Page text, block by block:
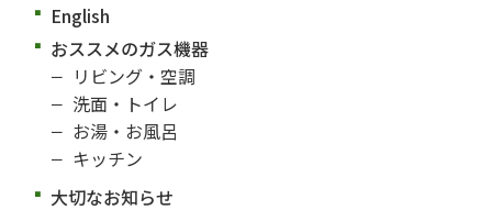
English
おススメのガス機器
リビング・空調
洗面・トイレ
お湯・お風呂
キッチン
大切なお知らせ